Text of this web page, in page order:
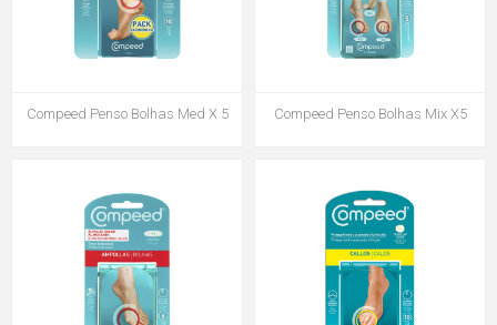
Compeed Penso Bolhas Med X 5 Compeed Penso Bolhas Mix X5